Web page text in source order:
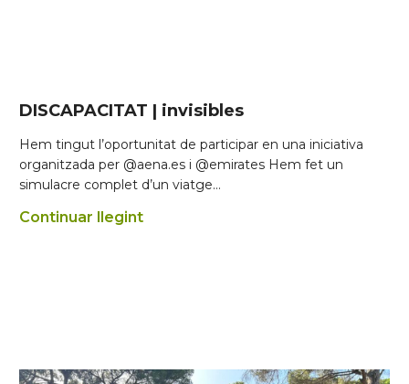
DISCAPACITAT | invisibles
Hem tingut l’oportunitat de participar en una iniciativa
organitzada per @aena.es i @emirates Hem fet un
simulacre complet d’un viatge…
Continuar llegint